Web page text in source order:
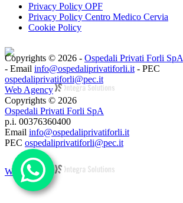
Privacy Policy OPF
Privacy Policy Centro Medico Cervia
Cookie Policy
Copyrights © 2026 - Ospedali Privati Forli SpA
- Email info@ospedaliprivatiforli.it - PEC
ospedaliprivatiforli@pec.it
Web Agency
Copyrights © 2026
Ospedali Privati Forli SpA
p.i. 00376360400
Email info@ospedaliprivatiforli.it
PEC ospedaliprivatiforli@pec.it
Web Agency